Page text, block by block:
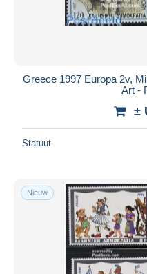
Greece 1997 Europa 2v,
Art -
±
Statuut
Nieuw